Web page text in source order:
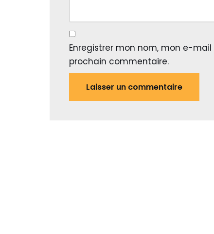
Enregistrer mon nom, mon e-
prochain commentaire.